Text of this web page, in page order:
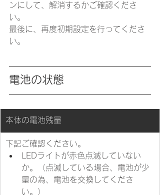
ンにして、解消するかご確認くださ
い。
最後に、再度初期設定を行ってくださ
い。
電池の状態
本体の電池残量
下記ご確認ください。
​​LEDライトが赤色点滅していない
か。（点滅している場合、電池が少
量の為、電池を交換してくださ
い。）